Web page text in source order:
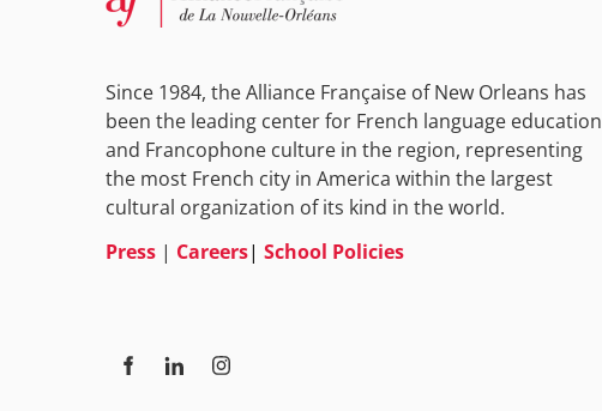
Since 1984, the Alliance Française of New Orleans has
been the leading center for French language education
and Francophone culture in the region, representing
the most French city in America within the largest
cultural organization of its kind in the world.
Press | Careers| School Policies